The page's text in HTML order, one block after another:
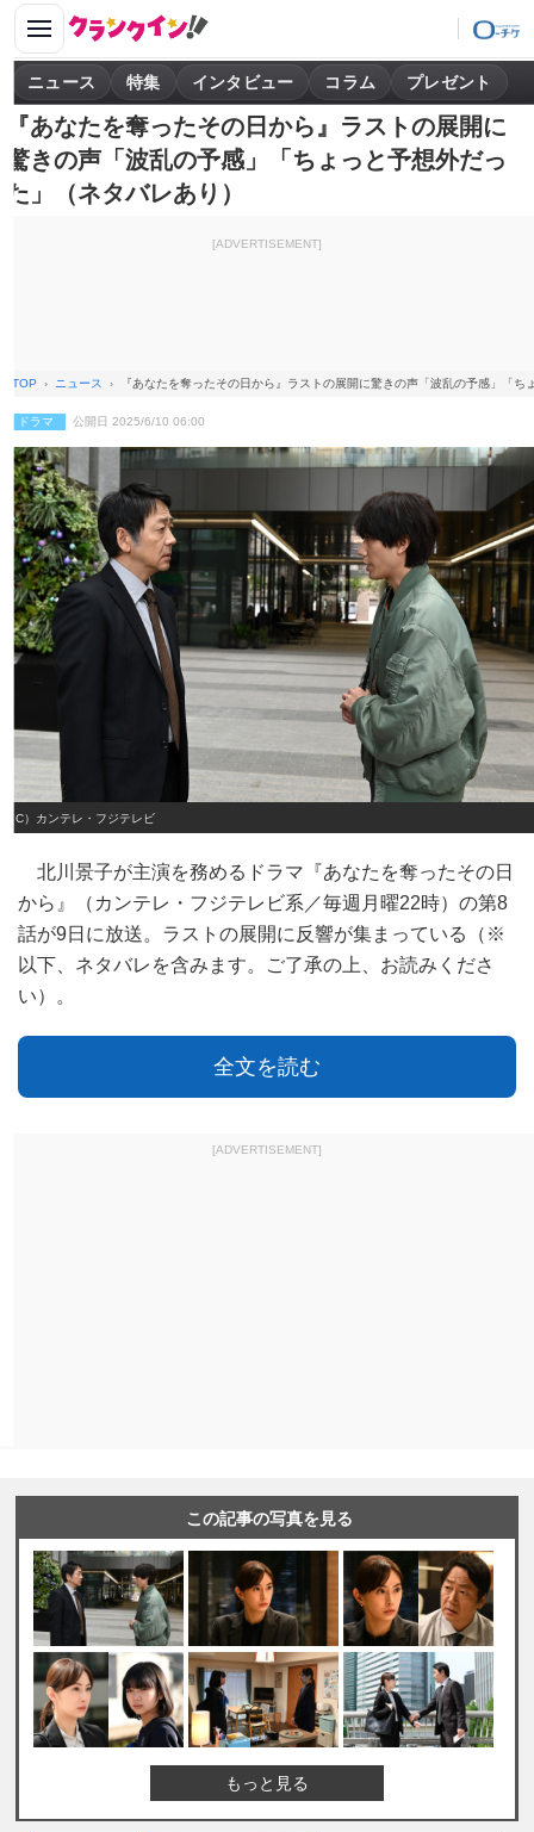
ニュース 特集 インタビュー コラム プレゼント
『あなたを奪ったその日から』ラストの展開に
驚きの声「波乱の予感」「ちょっと予想外だっ
た」（ネタバレあり）
[ADVERTISEMENT]
TOP ニュース 『あなたを奪ったその日から』ラストの展開に驚きの声「波乱の予感」「
ドラマ 公開日 2025/6/10 06:00
（C）カンテレ・フジテレビ
北川景子が主演を務めるドラマ『あなたを奪ったその日
から』（カンテレ・フジテレビ系／毎週月曜22時）の第8
話が9日に放送。ラストの展開に反響が集まっている（※
以下、ネタバレを含みます。ご了承の上、お読みくださ
い）。
全文を読む
[ADVERTISEMENT]
この記事の写真を見る
もっと見る